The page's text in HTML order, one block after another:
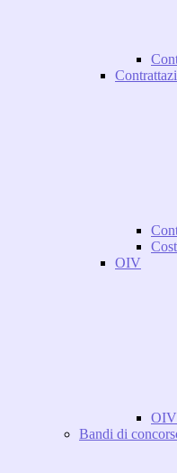
OIV
OIV
Bandi di